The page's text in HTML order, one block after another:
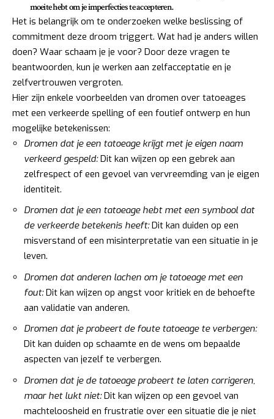
moeite hebt om je imperfecties te accepteren.
Het is belangrijk om te onderzoeken welke beslissing of
commitment deze droom triggert. Wat had je anders willen
doen? Waar schaam je je voor? Door deze vragen te
beantwoorden, kun je werken aan zelfacceptatie en je
zelfvertrouwen vergroten.
Hier zijn enkele voorbeelden van dromen over tatoeages
met een verkeerde spelling of een foutief ontwerp en hun
mogelijke betekenissen:
Dromen dat je een tatoeage krijgt met je eigen naam
verkeerd gespeld:Dit kan wijzen op een gebrek aan
zelfrespect of een gevoel van vervreemding van je eigen
identiteit.
Dromen dat je een tatoeage hebt met een symbool dat
de verkeerde betekenis heeft:Dit kan duiden op een
misverstand of een misinterpretatie van een situatie in je
leven.
Dromen dat anderen lachen om je tatoeage met een
fout:Dit kan wijzen op angst voor kritiek en de behoefte
aan validatie van anderen.
Dromen dat je probeert de foute tatoeage te verbergen:
Dit kan duiden op schaamte en de wens om bepaalde
aspecten van jezelf te verbergen.
Dromen dat je de tatoeage probeert te laten corrigeren,
maar het lukt niet:Dit kan wijzen op een gevoel van
machteloosheid en frustratie over een situatie die je niet